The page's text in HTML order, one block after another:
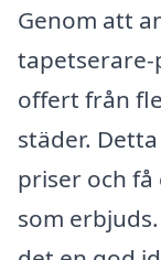
Genom att
tapetserare-
offert från
städer.
priser och
som